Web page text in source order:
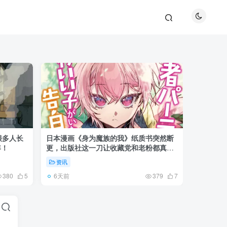
多人长
380 5
日本漫画《身为魔族的我》纸质书突然断
更，出版社这一刀让收藏党和老粉都真慌
了起来！
资讯
6天前 379 7